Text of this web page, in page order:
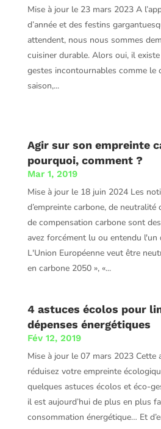
Mise à jour le 23 mars 2023 A
d’année et des festins
attendent, nous nous sommes
cuisiner durable. Alors oui, il
gestes incontournables comme le
saison,...
Agir sur son empreinte
pourquoi, comment ?
Mar 1, 2019
Mise à jour le 18 juin 2024 Les
d’empreinte carbone, de neutralité
de compensation carbone sont
avez forcément lu ou entendu l'un
L'Union Européenne veut être
en carbone 2050 », «...
4 astuces écolos pour
dépenses énergétiques
Fév 12, 2019
Mise à jour le 07 mars 2023 Cette
réduisez votre empreinte
quelques astuces écolos et éco-
il est aujourd’hui de plus en plus
consommation énergétique… Et